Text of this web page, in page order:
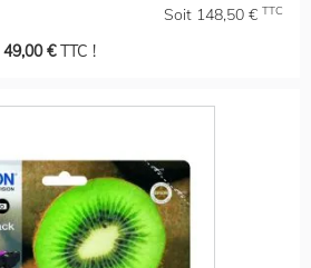
Soit 148,50 € TTC
49,00 €TTC !